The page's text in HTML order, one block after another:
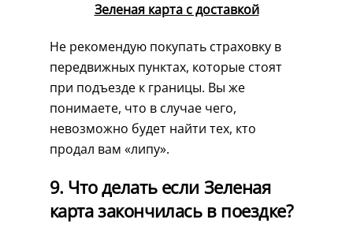
Зеленая карта с доставкой
Не рекомендую покупать страховку в
передвижных пунктах, которые стоят
при подъезде к границы. Вы же
понимаете, что в случае чего,
невозможно будет найти тех, кто
продал вам «липу».
9. Что делать если Зеленая
карта закончилась в поездке?